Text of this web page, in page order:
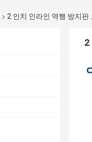
2 인치 인라인 역행 방지판
2